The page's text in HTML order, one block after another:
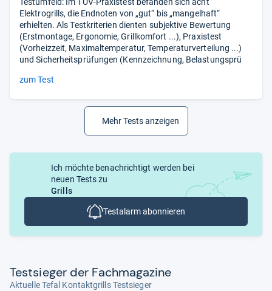
Testumfeld: Im TÜV-Praxistest befanden sich acht
Elektrogrills, die Endnoten von „gut“ bis „mangelhaft“
erhielten. Als Testkriterien dienten subjektive Bewertung
(Erstmontage, Ergonomie, Grillkomfort ...), Praxistest
(Vorheizzeit, Maximaltemperatur, Temperaturverteilung ...)
und Sicherheitsprüfungen (Kennzeichnung, Belastungsprü
zum Test
Mehr Tests anzeigen
Ich möchte benachrichtigt werden bei
neuen Tests zu
Grills
Testalarm abonnieren
Test­sie­ger der Fach­ma­ga­zine
Aktuelle Tefal Kontaktgrills Testsieger